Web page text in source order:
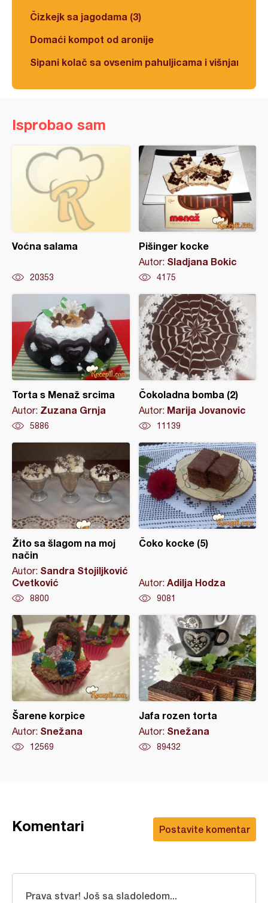
Čizkejk sa jagodama (3)
Domaći kompot od aronije
Sipani kolač sa ovsenim pahuljicama i višnjama
Isprobao sam
Voćna salama
20353
Pišinger kocke
Autor: Sladjana Bokic
4175
Torta s Menaž srcima
Autor: Zuzana Grnja
5886
Čokoladna bomba (2)
Autor: Marija Jovanovic
11139
Žito sa šlagom na moj
način
Autor: Sandra Stojiljković
Cvetković
8800
Čoko kocke (5)
Autor: Adilja Hodza
9081
Šarene korpice
Autor: Snežana
12569
Jafa rozen torta
Autor: Snežana
89432
Postavite komentar
Komentari
Prava stvar! Još sa sladoledom...